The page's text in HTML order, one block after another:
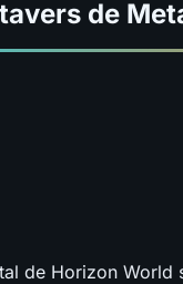
de
de Horizon World